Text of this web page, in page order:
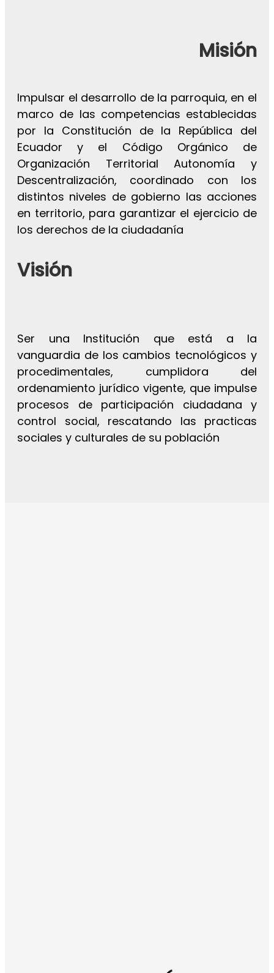
Misión
Impulsar el desarrollo de la parroquia, en el
marco de las competencias establecidas
por la Constitución de la República del
Ecuador y el Código Orgánico de
Organización Territorial Autonomía y
Descentralización, coordinado con los
distintos niveles de gobierno las acciones
en territorio, para garantizar el ejercicio de
los derechos de la ciudadanía
Visión
Ser una Institución que está a la
vanguardia de los cambios tecnológicos y
procedimentales, cumplidora del
ordenamiento jurídico vigente, que impulse
procesos de participación ciudadana y
control social, rescatando las practicas
sociales y culturales de su población